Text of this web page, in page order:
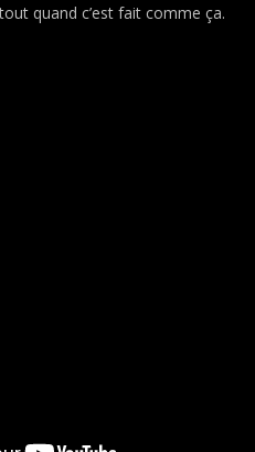
quand c’est fait comme ça.